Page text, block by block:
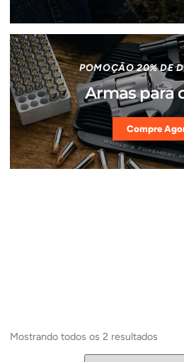
POMOÇÃO 20% DE
Armas para
Compre
Mostrando todos os 2 resultados